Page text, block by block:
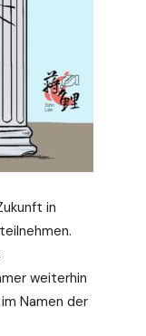
in
weiterhin
Namen der